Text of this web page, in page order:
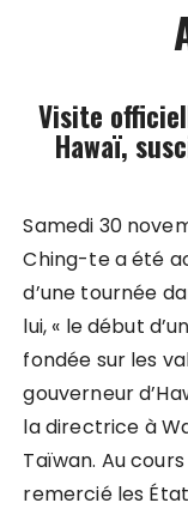
Visite
Hawaï,
Samedi 30
Ching-te a été
d’une tournée
lui, « le début
fondée sur les
gouverneur
la directrice à
Taïwan. Au
remercié les